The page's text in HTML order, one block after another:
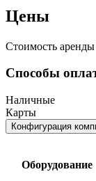
Цены
Стоимость аренды
Способы
Наличные
Карты
Конфигурация
Оборудование